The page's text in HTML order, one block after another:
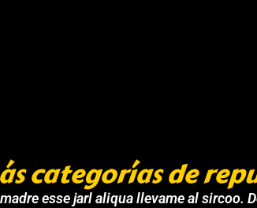
categorías de
esse jarl aliqua llevame al sircoo.